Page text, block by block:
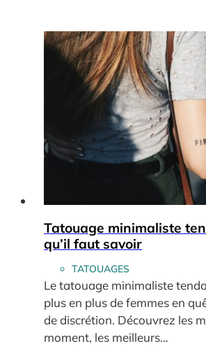
Tatouage minimaliste
qu’il faut savoir
TATOUAGES
Le tatouage minimaliste
plus en plus de femmes en
de discrétion. Découvrez les
moment, les meilleurs…